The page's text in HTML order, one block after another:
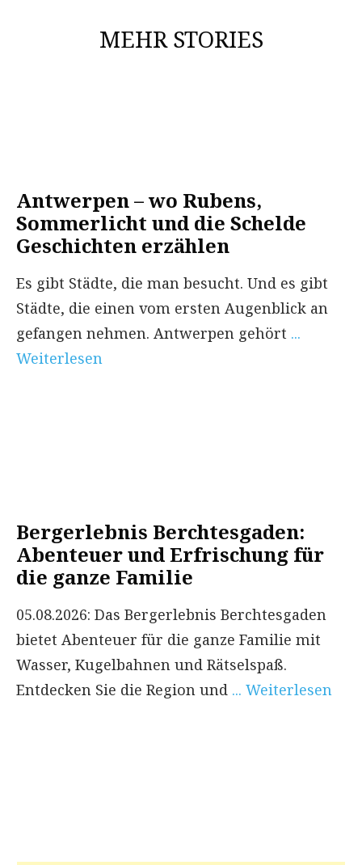
MEHR STORIES
Antwerpen – wo Rubens,
Sommerlicht und die Schelde
Geschichten erzählen
Es gibt Städte, die man besucht. Und es gibt
Städte, die einen vom ersten Augenblick an
gefangen nehmen. Antwerpen gehört ...
Weiterlesen
Bergerlebnis Berchtesgaden:
Abenteuer und Erfrischung für
die ganze Familie
05.08.2026: Das Bergerlebnis Berchtesgaden
bietet Abenteuer für die ganze Familie mit
Wasser, Kugelbahnen und Rätselspaß.
Entdecken Sie die Region und ... Weiterlesen